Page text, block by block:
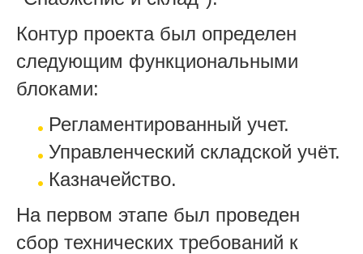
Контур проекта был определен
следующим функциональными
блоками:
Регламентированный учет.
Управленческий складской учёт.
Казначейство.
На первом этапе был проведен
сбор технических требований к